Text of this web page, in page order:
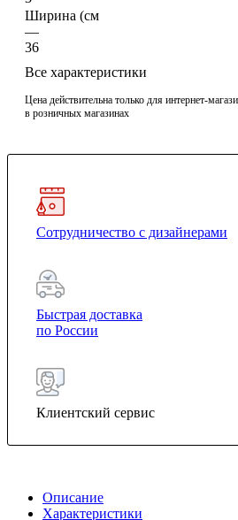
Ширина (см
—
36
Все характеристики
Цена действительна только для интернет-
в розничных магазинах
Сотрудничество с дизайнерами
Быстрая доставка
по России
Клиентский сервис
Описание
Характеристики